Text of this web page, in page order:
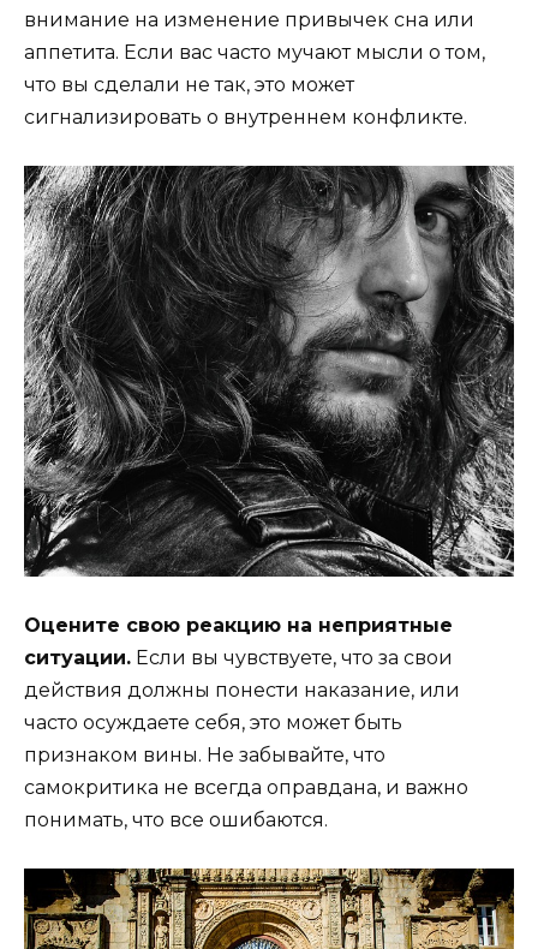
внимание на изменение привычек сна или
аппетита. Если вас часто мучают мысли о том,
что вы сделали не так, это может
сигнализировать о внутреннем конфликте.
Оцените свою реакцию на неприятные
ситуации. Если вы чувствуете, что за свои
действия должны понести наказание, или
часто осуждаете себя, это может быть
признаком вины. Не забывайте, что
самокритика не всегда оправдана, и важно
понимать, что все ошибаются.